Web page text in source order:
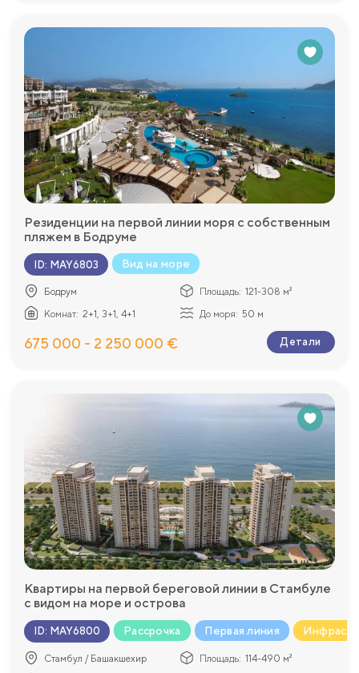
Резиденции на первой линии моря с собственным
пляжем в Бодруме
ID: MAY6803 Вид на море
Бодрум Площадь: 121-308 м²
Комнат: 2+1, 3+1, 4+1 До моря: 50 м
675 000 - 2 250 000 € Детали
Квартиры на первой береговой линии в Стамбуле
с видом на море и острова
ID: MAY6800 Рассрочка Первая линия
Стамбул / Башакшехир Площадь: 114-490 м²